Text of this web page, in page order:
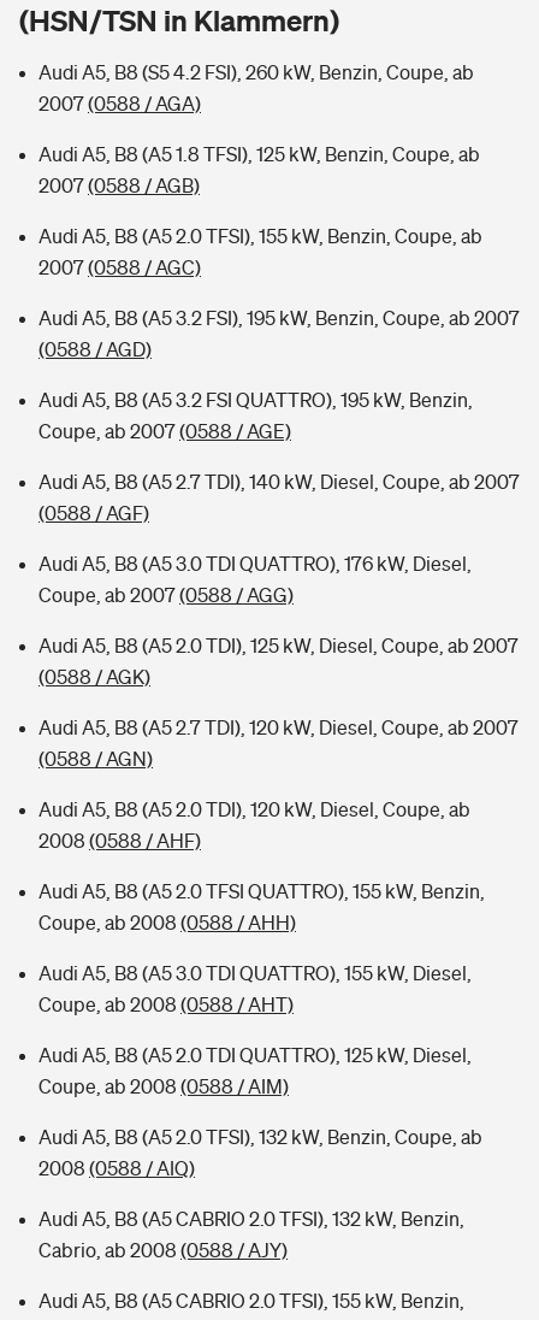
Sie haben Fragen?
Zur Übersicht
Kinderunfall-Check: Mehr Sicherheit für deine Kids
Typklassen: So ist Ihr Auto eingestuft
Sie haben Fragen?
Rentenrechner: Wie viel Geld bekomme ich im Alter?
(HSN/TSN in Klammern)
Audi A5, B8 (S5 4.2 FSI), 260 kW, Benzin, Coupe, ab
2007(0588 / AGA)
Audi A5, B8 (A5 1.8 TFSI), 125 kW, Benzin, Coupe, ab
2007(0588 / AGB)
Audi A5, B8 (A5 2.0 TFSI), 155 kW, Benzin, Coupe, ab
2007(0588 / AGC)
Audi A5, B8 (A5 3.2 FSI), 195 kW, Benzin, Coupe, ab 2007
(0588 / AGD)
Audi A5, B8 (A5 3.2 FSI QUATTRO), 195 kW, Benzin,
Coupe, ab 2007(0588 / AGE)
Audi A5, B8 (A5 2.7 TDI), 140 kW, Diesel, Coupe, ab 2007
(0588 / AGF)
Audi A5, B8 (A5 3.0 TDI QUATTRO), 176 kW, Diesel,
Coupe, ab 2007(0588 / AGG)
Audi A5, B8 (A5 2.0 TDI), 125 kW, Diesel, Coupe, ab 2007
(0588 / AGK)
Audi A5, B8 (A5 2.7 TDI), 120 kW, Diesel, Coupe, ab 2007
(0588 / AGN)
Audi A5, B8 (A5 2.0 TDI), 120 kW, Diesel, Coupe, ab
2008 (0588 / AHF)
Audi A5, B8 (A5 2.0 TFSI QUATTRO), 155 kW, Benzin,
Coupe, ab 2008 (0588 / AHH)
Audi A5, B8 (A5 3.0 TDI QUATTRO), 155 kW, Diesel,
Coupe, ab 2008 (0588 / AHT)
Audi A5, B8 (A5 2.0 TDI QUATTRO), 125 kW, Diesel,
Coupe, ab 2008 (0588 / AIM)
Audi A5, B8 (A5 2.0 TFSI), 132 kW, Benzin, Coupe, ab
2008 (0588 / AIQ)
Audi A5, B8 (A5 CABRIO 2.0 TFSI), 132 kW, Benzin,
Cabrio, ab 2008 (0588 / AJY)
Audi A5, B8 (A5 CABRIO 2.0 TFSI), 155 kW, Benzin,